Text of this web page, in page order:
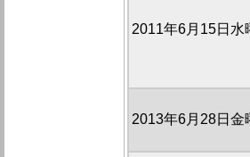
2011年6月15日水
2013年6月28日金